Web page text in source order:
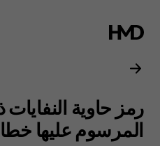
دليل
مستخدم
Nokia
رمز حاوية
المرسوم عليها